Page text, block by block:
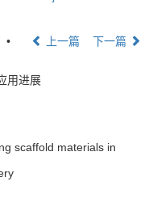
• 上一篇 下一篇
用进展
scaffold materials in